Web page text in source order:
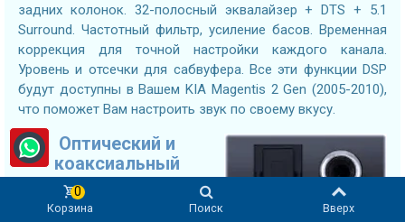
задних колонок. 32-полосный эквалайзер + DTS + 5.1
Surround. Частотный фильтр, усиление басов. Временная
коррекция для точной настройки каждого канала.
Уровень и отсечки для сабвуфера. Все эти функции DSP
будут доступны в Вашем KIA Magentis 2 Gen (2005-2010),
что поможет Вам настроить звук по своему вкусу.
Оптический и
коаксиальный
выходы
Подключайте DSP-усилители
Корзина
0
Поиск Вверх